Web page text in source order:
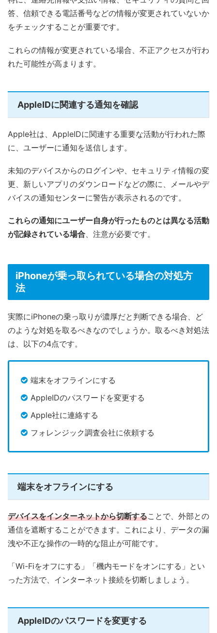
答、信頼できる電話番号などの情報が変更されていないか
をチェックすることが重要です。
これらの情報が変更されている場合、不正アクセスが行わ
れた可能性が高まります。
AppleIDに関連する通知を確認
Apple社は、AppleIDに関連する重要な活動が行われた際
に、ユーザーに通知を送信します。
未知のデバイスからのログインや、セキュリティ情報の変
更、新しいアプリのダウンロードなどの際に、メールやデ
バイスの通知センターに警告が表示されるのです。
これらの通知にユーザー自身が行ったものとは異なる活動
が記録されている場合、注意が必要です。
iPhoneが乗っ取られている場合の対処方
法
実際にiPhoneの乗っ取りが濃厚だと判断できる場合、ど
のような対処を取るべきなのでしょうか。取るべき対処法
は、以下の4点です。
端末をオフラインにする
AppleIDのパスワードを変更する
Apple社に連絡する
フォレンジック調査会社に依頼する
端末をオフラインにする
デバイスをインターネットから切断することで、外部との
通信を遮断することができます。これにより、データの漏
洩や不正な操作の一時的な阻止が可能です。
「Wi-Fiをオフにする」「機内モードをオンにする」とい
った方法で、インターネット接続を切断しましょう。
AppleIDのパスワードを変更する